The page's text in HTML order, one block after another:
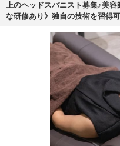
上のヘッドスパニスト募集♪美
な研修あり》独自の技術を習得